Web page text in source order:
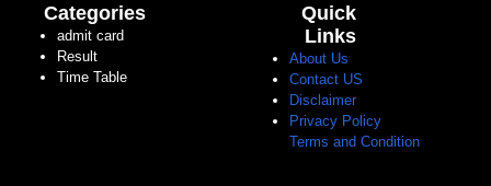
Categories
admit card
Result
Time Table
Quick
Links
About Us
Contact US
Disclaimer
Privacy Policy
Terms and Condition